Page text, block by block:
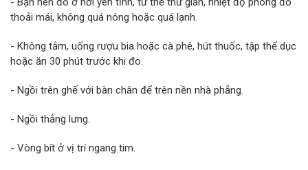
thoải mái, không quá nóng hoặc quá lạnh.
- Không tắm, uống rượu bia hoặc cà phê, hút thuốc, tập thể dục
hoặc ăn 30 phút trước khi đo.
- Ngồi trên ghế với bàn chân để trên nền nhà phẳng.
- Ngồi thẳng lưng.
- Vòng bít ở vị trí ngang tim.